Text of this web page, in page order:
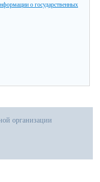
о государственных
организации